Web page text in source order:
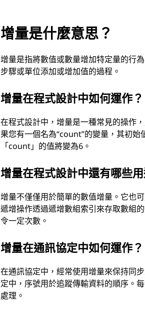
增量是什麼意思？
增量是指將數值或數量增加特定量的行
步驟或單位添加或增加值的過程。
增量在程式設計中如何運作？
在程式設計中，增量是一種常見的操作
果您有一個名為“count”的變量，其初始
「count」的值將變為6。
增量在程式設計中還有哪些用
增量不僅僅用於簡單的數值增量。它也
遞增操作透過遞增數組索引來存取數組
令一定次數。
增量在通訊協定中如何運作？
在通訊協定中，經常使用增量來保持同
定中，序號用於追蹤傳輸資料的順序。
處理。